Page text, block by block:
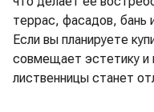
террас, фасадов, бань
Если вы планируете
совмещает эстетику и
лиственницы станет